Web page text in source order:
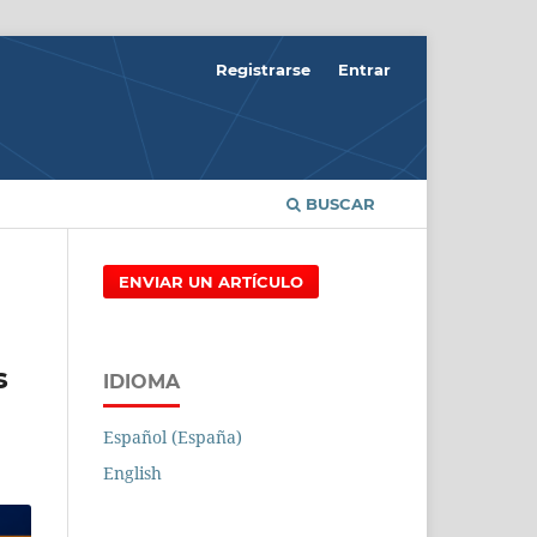
BUSCAR
Registrarse Entrar
ENVIAR UN ARTÍCULO
IDIOMA
Español (España)
English